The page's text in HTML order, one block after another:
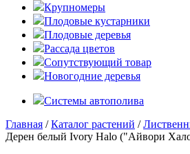
Крупномеры
Плодовые кустарники
Плодовые деревья
Рассада цветов
Сопутствующий товар
Новогодние деревья
Системы автополива
Главная /Каталог растений /
Дерен белый Ivory Halo ("Айвори